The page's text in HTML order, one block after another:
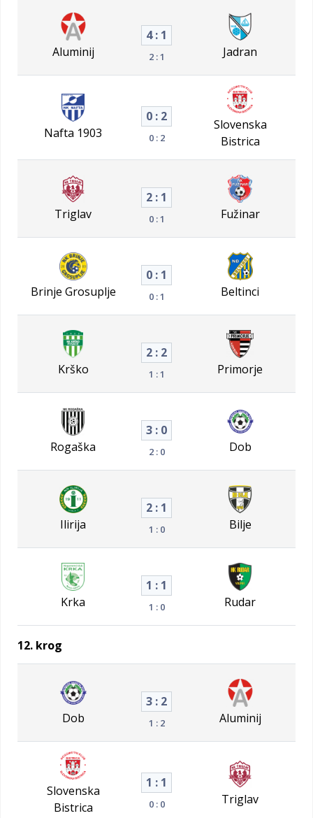
Aluminij
4 : 1
2 : 1 Jadran
Nafta 1903
0 : 2
0 : 2
Slovenska
Bistrica
Triglav
2 : 1
0 : 1 Fužinar
Brinje Grosuplje
0 : 1
0 : 1 Beltinci
Krško
2 : 2
1 : 1 Primorje
Rogaška
3 : 0
2 : 0 Dob
Ilirija
2 : 1
1 : 0 Bilje
Krka
1 : 1
1 : 0 Rudar
12. krog
Dob
3 : 2
1 : 2 Aluminij
Slovenska
Bistrica
1 : 1
0 : 0 Triglav